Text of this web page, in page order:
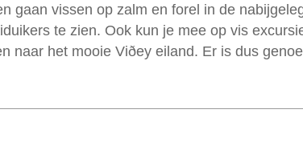
gaan vissen op zalm en forel in de
te zien. Ook kun je mee op vis
naar het mooie Viðey eiland. Er is dus